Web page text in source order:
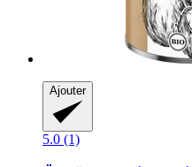
Ajouter
5.0 (1)